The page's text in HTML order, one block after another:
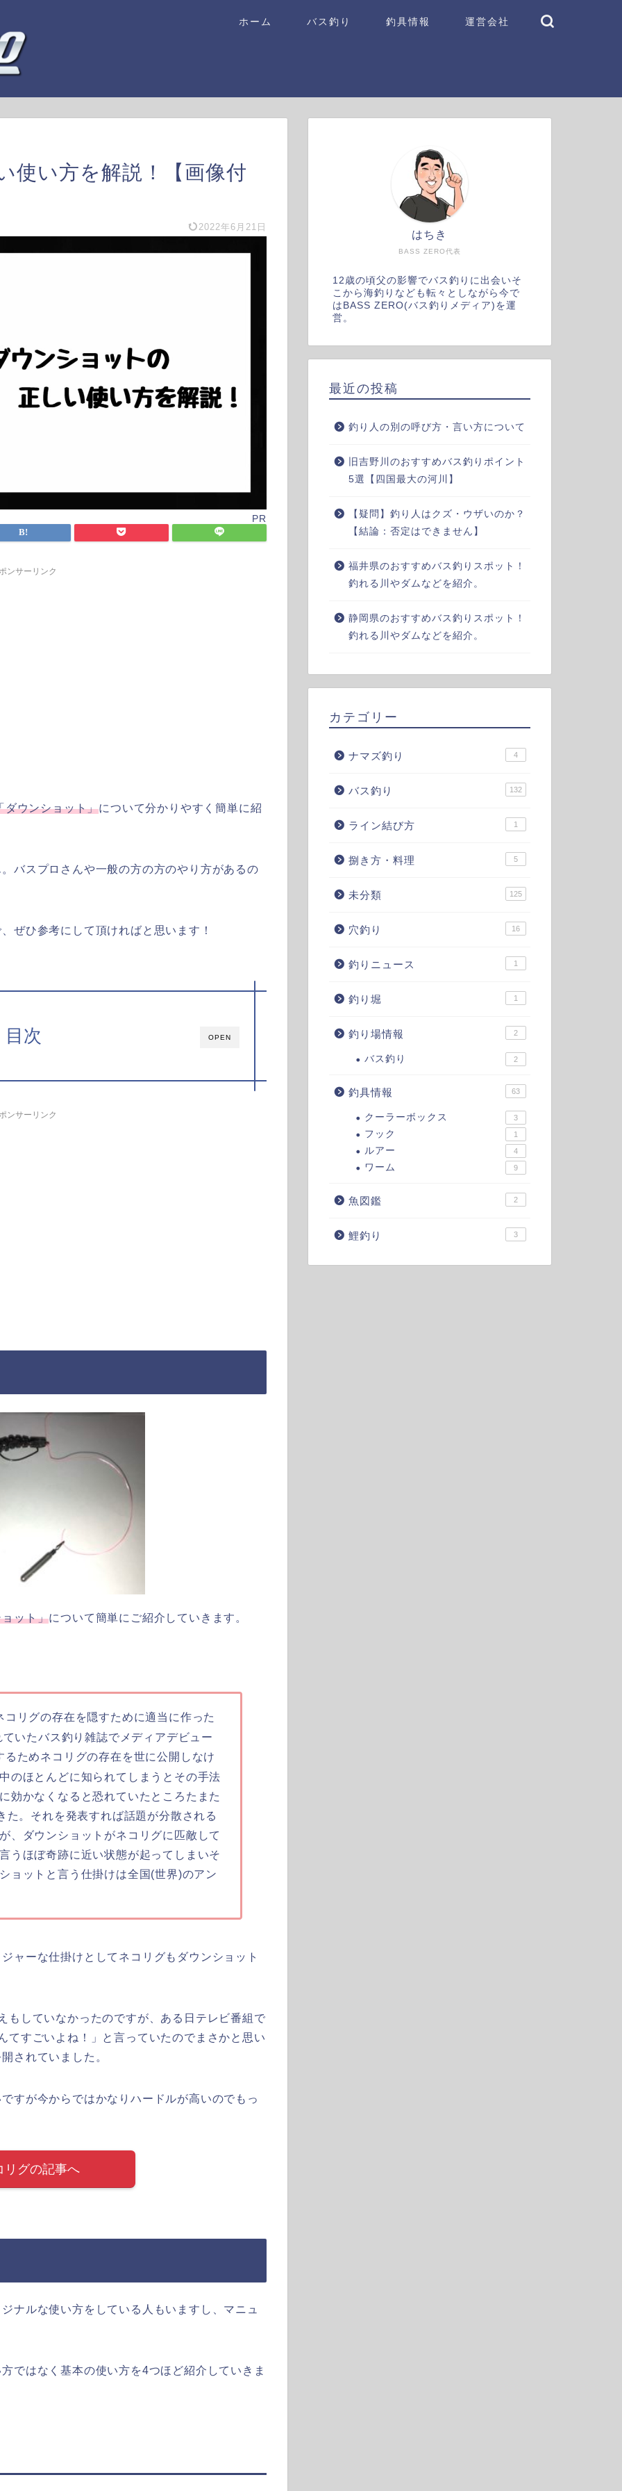
ホーム バス釣り 釣具情報 運営会社
使い方を解説！【画像付
2022年6月21日
PR
ンサーリンク
ダウンショット」について分かりやすく簡単に紹
バスプロさんや一般の方の方のやり方があるの
ぜひ参考にして頂ければと思います！
OPEN
目次
ンサーリンク
ット」について簡単にご紹介していきます。
コリグの存在を隠すために適当に作った
いたバス釣り雑誌でメディアデビュー
るためネコリグの存在を世に公開しなけ
のほとんどに知られてしまうとその手法
効かなくなると恐れていたところたまた
た。それを発表すれば話題が分散される
、ダウンショットがネコリグに匹敵して
うほぼ奇跡に近い状態が起ってしまいそ
ョットと言う仕掛けは全国(世界)のアン
ャーな仕掛けとしてネコリグもダウンショット
もしていなかったのですが、ある日テレビ番組で
てすごいよね！」と言っていたのでまさかと思い
されていました。
すが今からではかなりハードルが高いのでもっ
グの記事へ
ナルな使い方をしている人もいますし、マニュ
ではなく基本の使い方を4つほど紹介していきま
BASS ZERO代表
はちき
12歳の頃父の影響でバス釣りに出会いそ
こから海釣りなども転々としながら今で
はBASS ZERO(バス釣りメディア)を運
営。
最近の投稿
釣り人の別の呼び方・言い方について
旧吉野川のおすすめバス釣りポイント
5選【四国最大の河川】
【疑問】釣り人はクズ・ウザいのか？
【結論：否定はできません】
福井県のおすすめバス釣りスポット！
釣れる川やダムなどを紹介。
静岡県のおすすめバス釣りスポット！
釣れる川やダムなどを紹介。
カテゴリー
ナマズ釣り 4
バス釣り 132
ライン結び方 1
捌き方・料理 5
未分類 125
穴釣り 16
釣りニュース 1
釣り堀 1
釣り場情報 2
バス釣り 2
釣具情報 63
クーラーボックス 3
フック 1
ルアー 4
ワーム 9
魚図鑑 2
鯉釣り 3